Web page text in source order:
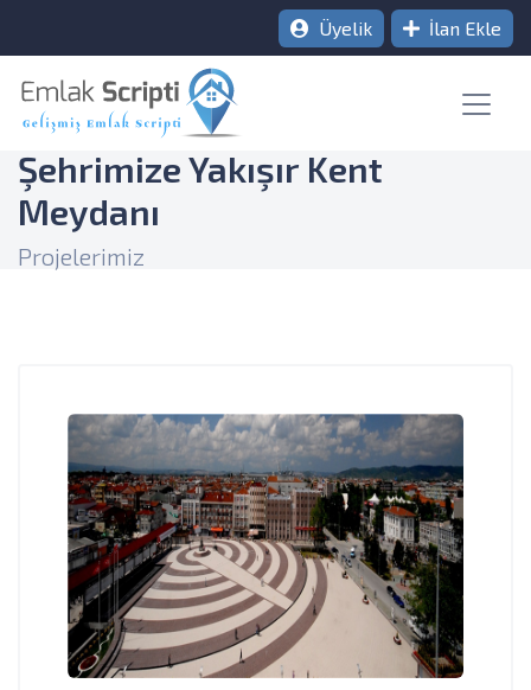
Üyelik İlan Ekle
Şehrimize Yakışır Kent
Meydanı
Projelerimiz